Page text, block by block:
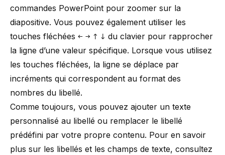
commandes PowerPoint pour zoomer sur la
diapositive. Vous pouvez également utiliser les
touches fléchées ← → ↑ ↓ du clavier pour rapprocher
la ligne d’une valeur spécifique. Lorsque vous utilisez
les touches fléchées, la ligne se déplace par
incréments qui correspondent au format des
nombres du libellé.
Comme toujours, vous pouvez ajouter un texte
personnalisé au libellé ou remplacer le libellé
prédéfini par votre propre contenu. Pour en savoir
plus sur les libellés et les champs de texte, consultez